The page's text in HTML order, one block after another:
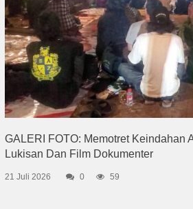
GALERI FOTO: Memotret Keindahan
Lukisan Dan Film Dokumenter
21 Juli 2026 0 59